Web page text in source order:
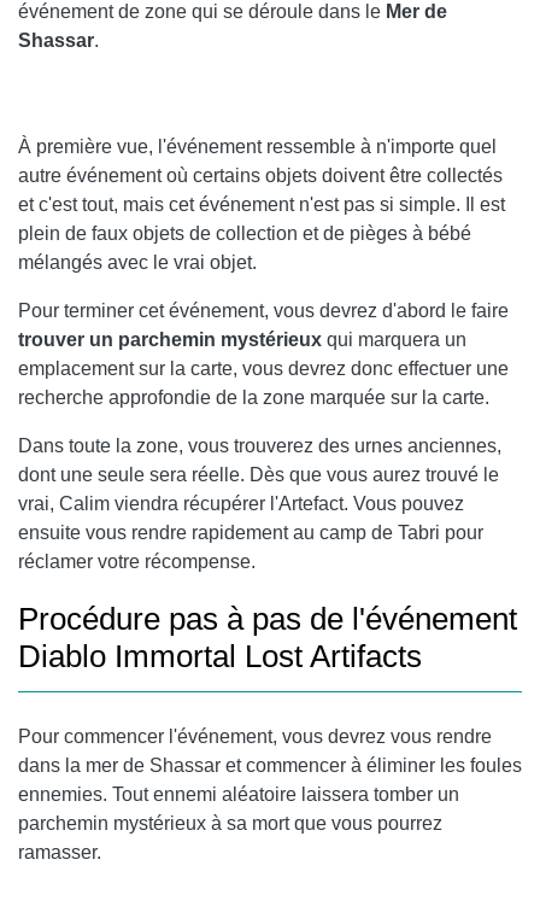
événement de zone qui se déroule dans le Mer de
Shassar.
À première vue, l'événement ressemble à n'importe quel
autre événement où certains objets doivent être collectés
et c'est tout, mais cet événement n'est pas si simple. Il est
plein de faux objets de collection et de pièges à bébé
mélangés avec le vrai objet.
Pour terminer cet événement, vous devrez d'abord le faire
trouver un parchemin mystérieux qui marquera un
emplacement sur la carte, vous devrez donc effectuer une
recherche approfondie de la zone marquée sur la carte.
Dans toute la zone, vous trouverez des urnes anciennes,
dont une seule sera réelle. Dès que vous aurez trouvé le
vrai, Calim viendra récupérer l'Artefact. Vous pouvez
ensuite vous rendre rapidement au camp de Tabri pour
réclamer votre récompense.
Procédure pas à pas de l'événement
Diablo Immortal Lost Artifacts
Pour commencer l'événement, vous devrez vous rendre
dans la mer de Shassar et commencer à éliminer les foules
ennemies. Tout ennemi aléatoire laissera tomber un
parchemin mystérieux à sa mort que vous pourrez
ramasser.